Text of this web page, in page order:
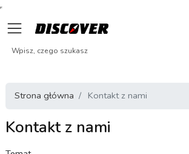
Strona główna Kontakt z nami
Kontakt z nami